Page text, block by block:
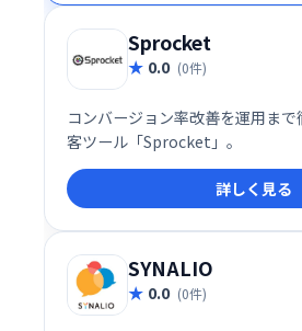
Sprocket
0.0 (0件)
コンバージョン率改善を運用ま
客ツール「Sprocket」。
詳しく見る
SYNALIO
0.0 (0件)